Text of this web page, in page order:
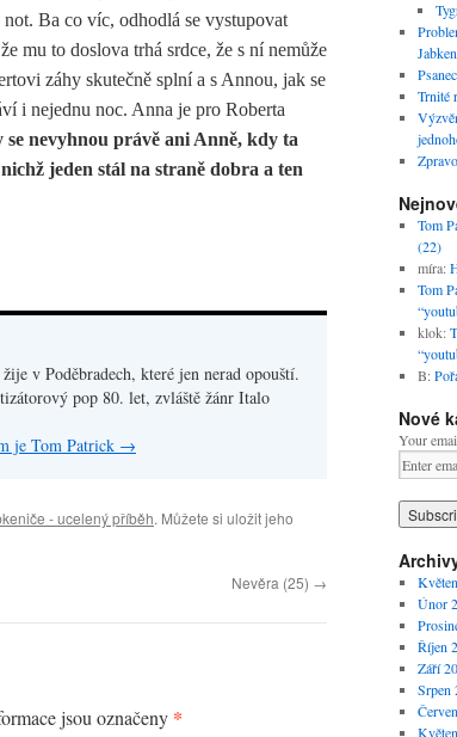
Ba co víc, odhodlá se vystupovat
mu to doslova trhá srdce, že s ní nemůže
záhy skutečně splní a s Annou, jak se
i nejednu noc. Anna je pro Roberta
nevyhnou právě ani Anně, kdy ta
jeden stál na straně dobra a ten
v Poděbradech, které jen nerad opouští.
pop 80. let, zvláště žánr Italo
je Tom Patrick →
- ucelený příběh. Můžete si uložit jeho
Nevěra (25) →
jsou označeny *
Trnité
Tom
(22)
míra:
Tom
klok:
B:
Nové
Your
Únor
Říjen
Září
Srpen